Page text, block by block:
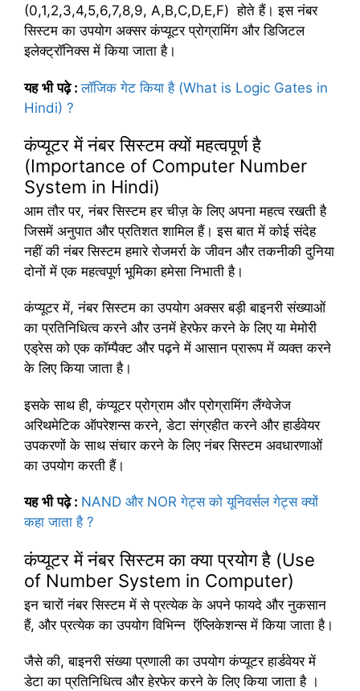
(0,1,2,3,4,5,6,7,8,9, A,B,C,D,E,F) होते हैं। इस नंबर
सिस्टम का उपयोग अक्सर कंप्यूटर प्रोग्रामिंग और डिजिटल
इलेक्ट्रॉनिक्स में किया जाता है।
यह भी पढ़े:लॉजिक गेट किया है (What is Logic Gates in
Hindi) ?
कंप्यूटर में नंबर सिस्टम क्यों महत्वपूर्ण है
(Importance of Computer Number
System in Hindi)
आम तौर पर, नंबर सिस्टम हर चीज़ के लिए अपना महत्व रखती है
जिसमें अनुपात और प्रतिशत शामिल हैं। इस बात में कोई संदेह
नहीं की नंबर सिस्टम हमारे रोजमर्रा के जीवन और तकनीकी दुनिया
दोनों में एक महत्वपूर्ण भूमिका हमेसा निभाती है।
कंप्यूटर में, नंबर सिस्टम का उपयोग अक्सर बड़ी बाइनरी संख्याओं
का प्रतिनिधित्व करने और उनमें हेरफेर करने के लिए या मेमोरी
एड्रेस को एक कॉम्पैक्ट और पढ़ने में आसान प्रारूप में व्यक्त करने
के लिए किया जाता है।
इसके साथ ही, कंप्यूटर प्रोग्राम और प्रोग्रामिंग लैंग्वेजेज
अरिथमेटिक ऑपरेशन्स करने, डेटा संग्रहीत करने और हार्डवेयर
उपकरणों के साथ संचार करने के लिए नंबर सिस्टम अवधारणाओं
का उपयोग करती हैं।
यह भी पढ़े: NAND और NOR गेट्स को यूनिवर्सल गेट्स क्यों
कहा जाता है ?
कंप्यूटर में नंबर सिस्टम का क्या प्रयोग है (Use
of Number System in Computer)
इन चारों नंबर सिस्टम में से प्रत्येक के अपने फायदे और नुकसान
हैं, और प्रत्येक का उपयोग विभिन्न ऍप्लिकेशन्स में किया जाता है।
जैसे की, बाइनरी संख्या प्रणाली का उपयोग कंप्यूटर हार्डवेयर में
डेटा का प्रतिनिधित्व और हेरफेर करने के लिए किया जाता है ।